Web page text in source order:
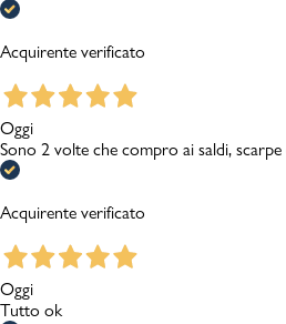
Acquirente verificato
Oggi
Sono 2 volte che compro ai saldi,
Acquirente verificato
Oggi
Tutto ok